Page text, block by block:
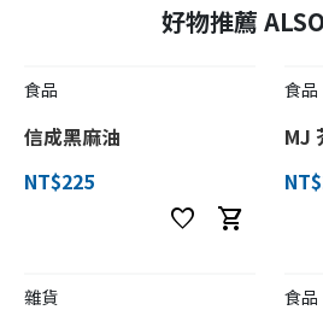
好物推薦
食品
信成黑麻油
NT$225
favorite shopping_cart
食品
MJ
雜貨 食品